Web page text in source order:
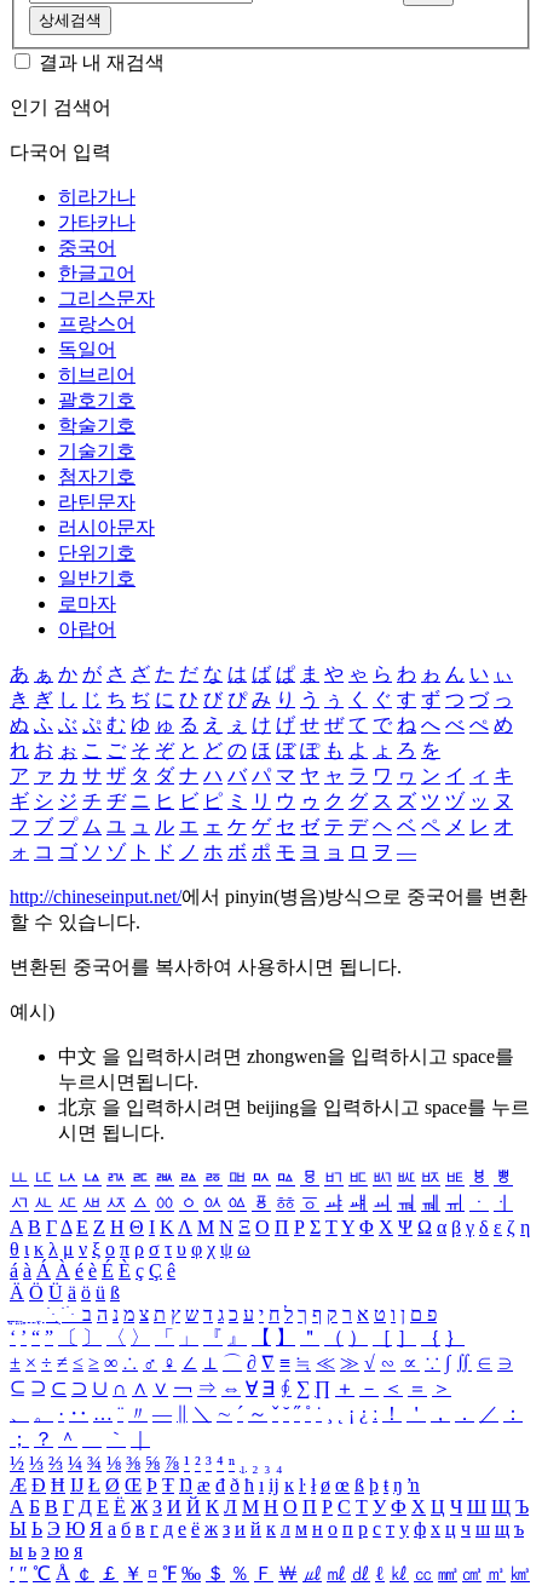
상세검색
결과 내 재검색
인기 검색어
다국어 입력
히라가나
가타카나
중국어
한글고어
그리스문자
프랑스어
독일어
히브리어
괄호기호
학술기호
기술기호
첨자기호
라틴문자
러시아문자
단위기호
일반기호
로마자
아랍어
あ ぁ か が さ ざ た だ な は ば ぱ ま や ゃ ら わ ゎ ん い ぃ
き ぎ し じ ち ぢ に ひ び ぴ み り う ぅ く ぐ す ず つ づ っ
ぬ ふ ぶ ぷ む ゆ ゅ る え ぇ け げ せ ぜ て で ね へ べ ぺ め
れ お ぉ こ ご そ ぞ と ど の ほ ぼ ぽ も よ ょ ろ を
ア ァ カ サ ザ タ ダ ナ ハ バ パ マ ヤ ャ ラ ワ ヮ ン イ ィ キ
ギ シ ジ チ ヂ ニ ヒ ビ ピ ミ リ ウ ゥ ク グ ス ズ ツ ヅ ッ ヌ
フ ブ プ ム ユ ュ ル エ ェ ケ ゲ セ ゼ テ デ ヘ ベ ペ メ レ オ
ォ コ ゴ ソ ゾ ト ド ノ ホ ボ ポ モ ヨ ョ ロ ヲ ―
http://chineseinput.net/에서 pinyin(병음)방식으로 중국어를 변환
할 수 있습니다.
변환된 중국어를 복사하여 사용하시면 됩니다.
예시)
中文 을 입력하시려면 zhongwen을 입력하시고 space를
누르시면됩니다.
北京 을 입력하시려면 beijing을 입력하시고 space를 누르
시면 됩니다.
ㅥ ㅦ ㅧ ㅨ ㅩ ㅪ ㅫ ㅬ ㅭ ㅮ ㅯ ㅰ ㅱ ㅲ ㅳ ㅴ ㅵ ㅶ ㅷ ㅸ
ㅹ
ㅺ ㅻ ㅼ ㅽ ㅾ ㅿ ㆀ ㆁ ㆂ ㆃ ㆄ ㆅ ㆆ ㆇ ㆈ ㆉ ㆊ ㆋ ㆌ ㆍ
ㆎ
Α Β ΓΔ Ε Ζ Η Θ Ι ΚΛ Μ Ν Ξ Ο Π Ρ Σ ΤΥ Φ Χ Ψ Ω α β γ δ ε ζ η
θ ι κ λ μ ν ξ ο π ρ σ τ υ φ χ ψ ω
á à Á À é è É È ç Ç ê
Ä Ö Ü ä ö ü ß
ִֶֹ ֻּ ׁׂ פ ם ן ו ט א ר ק ף ך ל ח י ע כ ג ד ש ץ ת צ מ נ ה ב
‘ ’ “ ” 〔 〕 〈 〉 「 」 『 』 【 】 ＂ （ ） ［ ］ ｛ ｝
± × ÷ ≠ ≤ ≥ ∞ ∴ ♂ ♀ ∠ ⊥ ⌒ ∂ ∇ ≡ ≒ ≪ ≫ √ ∽ ∝ ∵ ∫ ∬ ∈ ∋
⊆ ⊇ ⊂ ⊃ ∪ ∩ ∧ ∨ ￢ ⇒ ⇔ ∀ ∃ ∮ ∑ ∏ ＋ － ＜ ＝
＞
、
。 · ‥ … ¨ 〃 ― ＼ ∼ ´ ～ ˇ ˘ ˝ ˚ ˙ ¸ ¡ ¿ ː ！ ＇ ， ． ／
：
；
？ ＾ ｀
½ ⅓ ⅔ ¼ ¾ ⅛ ⅜ ⅝ ⅞ ¹ ² ³ ⁴ ⁿ ₁ ₂ ₃ ₄
Æ Ð Ħ Ĳ Ł Ø Œ Þ Ŧ Ŋ æ đ ð ħ ı ĳ ĸ ŀ ł ø œ ß þ ŧ ŋ ŉ
А Б В Г Д Е Ё Ж З И Й К Л М Н О П Р С Т У Ф Х Ц Ч Ш Щ Ъ
Ы Ь Э Ю Я а б в г д е ё ж з и й к л м н о п р с т у ф х ц ч ш щ ъ
ы ь э ю я
′ ″ ℃ Å ￠ ￡ ￥ ¤ ℉ ‰ ＄ ％ Ｆ ￦ ㎕ ㎖ ㎗ ℓ ㎘ ㏄ ㎣ ㎤ ㎥ ㎦